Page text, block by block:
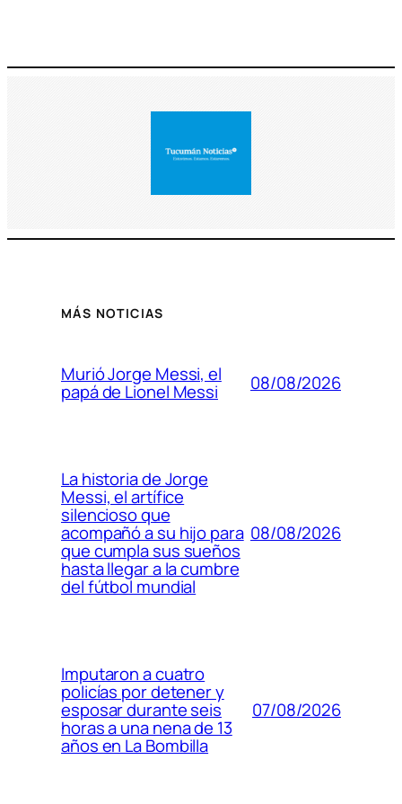
MÁS NOTICIAS
Murió Jorge Messi, el
papá de Lionel Messi 08/08/2026
La historia de Jorge
Messi, el artífice
silencioso que
acompañó a su hijo para
que cumpla sus sueños
hasta llegar a la cumbre
del fútbol mundial
08/08/2026
Imputaron a cuatro
policías por detener y
esposar durante seis
horas a una nena de 13
años en La Bombilla
07/08/2026